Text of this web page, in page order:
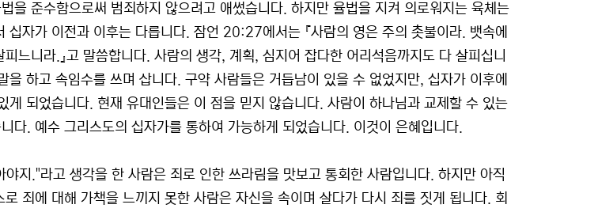
을 준수함으로써 범죄하지 않으려고 애썼습니다. 하지만 율법을 지켜 의로워지는 육체는
십자가 이전과 이후는 다릅니다. 잠언 20:27에서는 『사람의 영은 주의 촛불이라. 뱃속에
느니라.』고 말씀합니다. 사람의 생각, 계획, 심지어 잡다한 어리석음까지도 다 살피십니
을 하고 속임수를 쓰며 삽니다. 구약 사람들은 거듭남이 있을 수 없었지만, 십자가 이후에
게 되었습니다. 현재 유대인들은 이 점을 믿지 않습니다. 사람이 하나님과 교제할 수 있는
다. 예수 그리스도의 십자가를 통하여 가능하게 되었습니다. 이것이 은혜입니다.
야지."라고 생각을 한 사람은 죄로 인한 쓰라림을 맛보고 통회한 사람입니다. 하지만 아직
죄에 대해 가책을 느끼지 못한 사람은 자신을 속이며 살다가 다시 죄를 짓게 됩니다. 회